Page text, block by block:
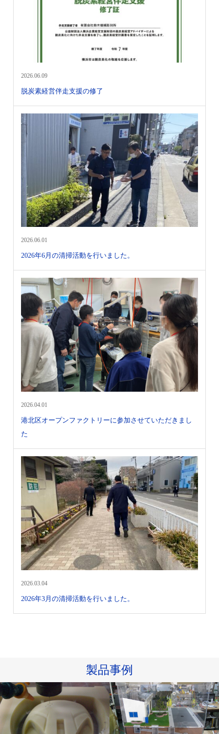
2026.06.09
脱炭素経営伴走支援の修了
2026.06.01
2026年6月の清掃活動を行いました。
2026.04.01
港北区オープンファクトリーに参加させていただきまし
た
2026.03.04
2026年3月の清掃活動を行いました。
製品事例